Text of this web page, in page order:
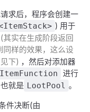
求后，程序会创建一
) 用于
(其实在生成阶段返回
同样的效果，这么设
下) ，然后对添加器
进行
就是 LootPool 。
件决断(由